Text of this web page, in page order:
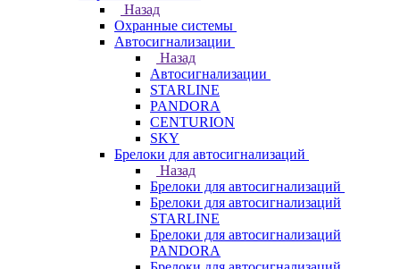
Назад
Охранные системы
Автосигнализации
Назад
Автосигнализации
STARLINE
PANDORA
CENTURION
SKY
Брелоки для автосигнализаций
Назад
Брелоки для автосигнализаций
Брелоки для автосигнализаций
STARLINE
Брелоки для автосигнализаций
PANDORA